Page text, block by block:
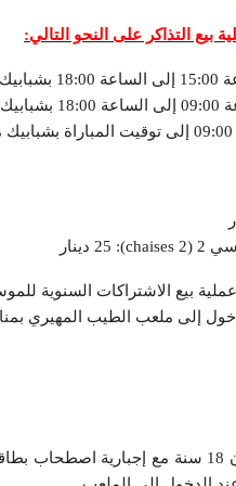
بيع التذاكر على النحو التالي:
إلى ملعب الطيب المهيري
هذا ويمنع الدخول لمن سنهم دون 18 سنة